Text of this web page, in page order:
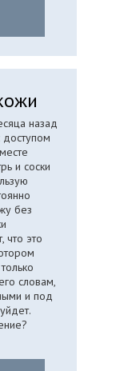
назад
и соски
без
что это
словам,
и под